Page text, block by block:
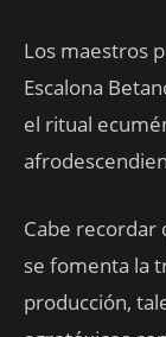
Los maestros
Escalona
el ritual
Cabe recordar
se fomenta la
producción,